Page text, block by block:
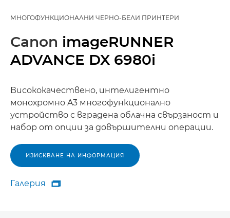
МНОГОФУНКЦИОНАЛНИ ЧЕРНО-БЕЛИ ПРИНТЕРИ
Canon imageRUNNER
ADVANCE DX 6980i
Висококачествено, интелигентно
монохромно A3 многофункционално
устройство с вградена облачна свързаност и
набор от опции за довършителни операции.
ИЗИСКВАНЕ НА ИНФОРМАЦИЯ
Галерия
Галерия
